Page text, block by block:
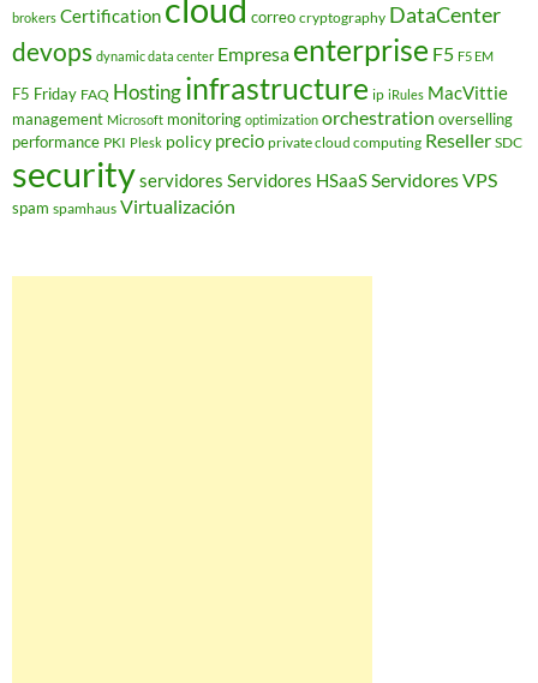
brokers Certification cloud correo cryptography DataCenter
devops dynamic data center Empresa enterprise F5 F5 EM
F5 Friday FAQ Hostinginfrastructure ip iRules MacVittie
management Microsoft monitoring optimization orchestration overselling
performance PKI Plesk policy precio private cloud computing Reseller SDC
securityservidores Servidores HSaaSServidores VPS
spam spamhaus Virtualización